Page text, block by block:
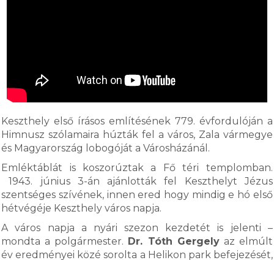
Keszthely első írásos említésének 779. évfordulóján a
Himnusz szólamaira húzták fel a város, Zala vármegye
és Magyarország lobogóját a Városházánál.
Emléktáblát is koszorúztak a Fő téri templomban.
1943. június 3-án ajánlották fel Keszthelyt Jézus
szentséges szívének, innen ered hogy mindig e hó első
hétvégéje Keszthely város napja.
A város napja a nyári szezon kezdetét is jelenti –
mondta a polgármester. Dr. Tóth Gergelyaz elmúlt
év eredményei közé sorolta a Helikon park befejezését,